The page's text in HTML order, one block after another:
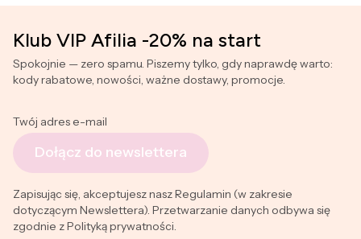
Klub VIP Afilia -20% na start
Spokojnie — zero spamu. Piszemy tylko, gdy naprawdę warto:
kody rabatowe, nowości, ważne dostawy, promocje.
Twój adres e-mail
Dołącz do newslettera
Zapisując się, akceptujesz nasz Regulamin (w zakresie
dotyczącym Newslettera). Przetwarzanie danych odbywa się
zgodnie z Polityką prywatności.